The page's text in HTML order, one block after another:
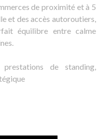
de proximité et à 5
et des accès autoroutiers,
équilibre entre calme
de standing,